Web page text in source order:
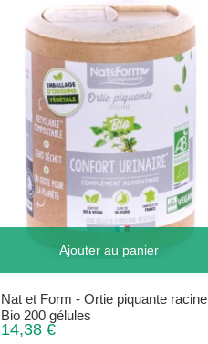
Ajouter au panier
Nat et Form - Ortie piquante racine
Bio 200 gélules
14,38 €